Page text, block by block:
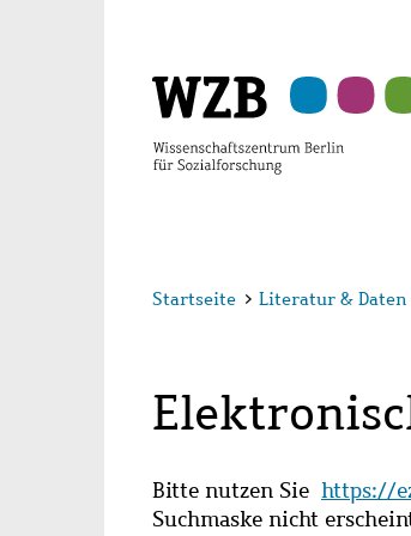
Startseite > Literatur & Daten
Bitte nutzen Sie https://
Suchmaske nicht